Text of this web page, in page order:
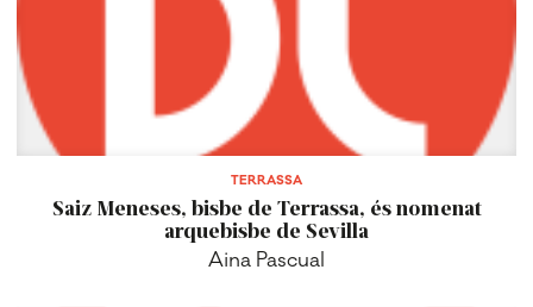
TERRASSA
Saiz Meneses, bisbe de Terrassa, és nomenat
arquebisbe de Sevilla
Aina Pascual